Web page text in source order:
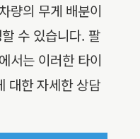
량의 무게 배분이
수 있습니다. 팔
서는 이러한 타이
대한 자세한 상담